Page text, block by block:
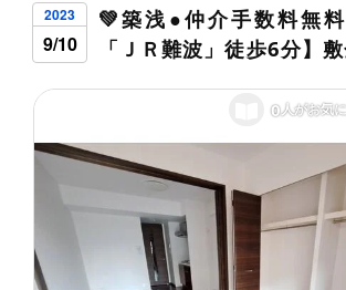
2023
9/10
💚築浅●仲介手数料無
「ＪＲ難波」徒歩6分】
ト無料●２口ガスコンロ
●ウォシュレット●独立
濯機置き場●オートロッ
ー『X062』
0人がお気